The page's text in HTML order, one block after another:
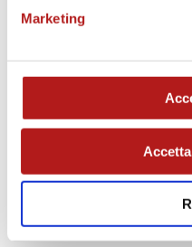
Marketing